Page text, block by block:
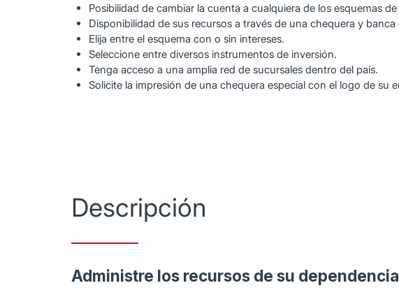
Posibilidad de cambiar la cuenta a cualquiera de los esquemas
Disponibilidad de sus recursos a través de una chequera y banca
Elija entre el esquema con o sin intereses.
Seleccione entre diversos instrumentos de inversión.
Tenga acceso a una amplia red de sucursales dentro del país.
Solicite la impresión de una chequera especial con el logo de su
Descripción
Administre los recursos de su